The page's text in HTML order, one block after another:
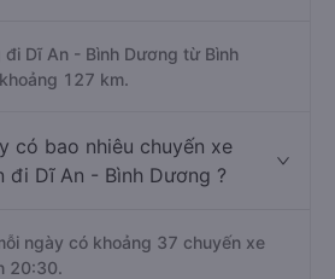
Dĩ An - Bình Dương từ Bình
127 km.
có bao nhiêu chuyến xe
đi Dĩ An - Bình Dương ?
ngày có khoảng 37 chuyến xe
20:30.